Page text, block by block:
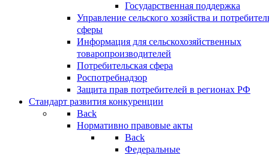
Государственная поддержка
Управление сельского хозяйства и
сферы
Информация для сельскохозяйственных
товаропроизводителей
Потребительская сфера
Роспотребнадзор
Защита прав потребителей в регионах РФ
Стандарт развития конкуренции
Back
Нормативно правовые акты
Back
Федеральные